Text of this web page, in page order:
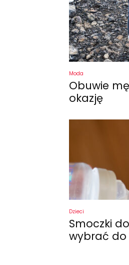
Moda
Obuwie
okazję
Dzieci
Smoczki
wybrać do